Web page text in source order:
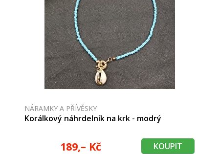
NÁRAMKY A PŘÍVĚSKY
Korálkový náhrdelník na krk - modrý
189,– Kč KOUPIT